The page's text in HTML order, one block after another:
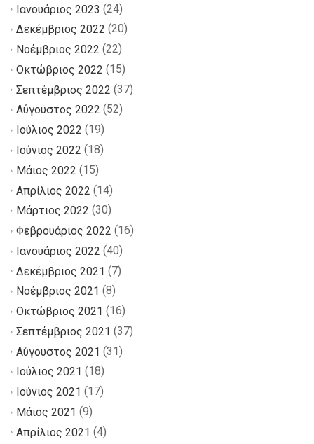
Ιανουάριος 2023 (24)
Δεκέμβριος 2022 (20)
Νοέμβριος 2022 (22)
Οκτώβριος 2022 (15)
Σεπτέμβριος 2022 (37)
Αύγουστος 2022 (52)
Ιούλιος 2022 (19)
Ιούνιος 2022 (18)
Μάιος 2022 (15)
Απρίλιος 2022 (14)
Μάρτιος 2022 (30)
Φεβρουάριος 2022 (16)
Ιανουάριος 2022 (40)
Δεκέμβριος 2021 (7)
Νοέμβριος 2021 (8)
Οκτώβριος 2021 (16)
Σεπτέμβριος 2021 (37)
Αύγουστος 2021 (31)
Ιούλιος 2021 (18)
Ιούνιος 2021 (17)
Μάιος 2021 (9)
Απρίλιος 2021 (4)